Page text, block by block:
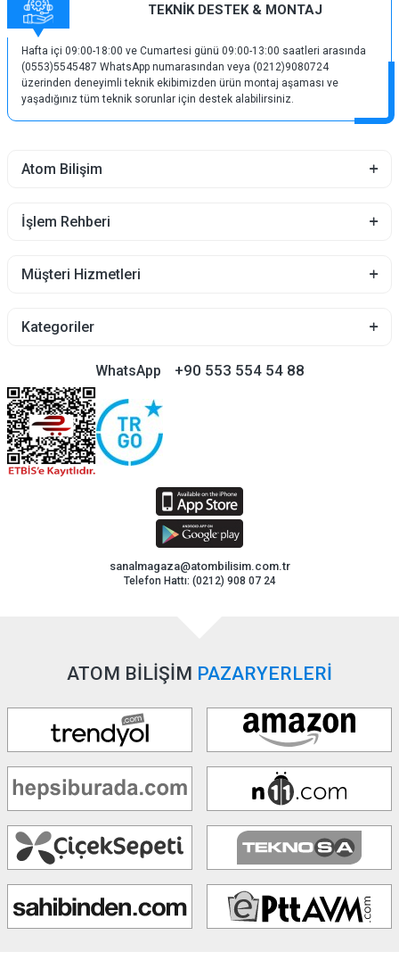
TEKNİK DESTEK & MONTAJ
Hafta içi 09:00-18:00 ve Cumartesi günü 09:00-13:00 saatleri arasında
(0553)5545487 WhatsApp numarasından veya (0212)9080724
üzerinden deneyimli teknik ekibimizden ürün montaj aşaması ve
yaşadığınız tüm teknik sorunlar için destek alabilirsiniz.
Atom Bilişim
İşlem Rehberi
Müşteri Hizmetleri
Kategoriler
WhatsApp +90 553 554 54 88
sanalmagaza@atombilisim.com.tr
Telefon Hattı: (0212) 908 07 24
ATOM BİLİŞİM PAZARYERLERİ